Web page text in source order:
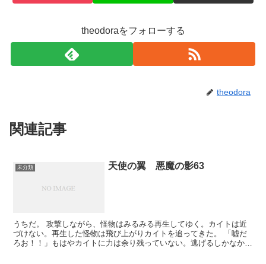
theodoraをフォローする
theodora
関連記事
未分類 天使の翼 悪魔の影63
うちだ。 攻撃しながら、怪物はみるみる再生してゆく。カイトは近
づけない。再生した怪物は飛び上がりカイトを追ってきた。 「嘘だ
ろお！！」もはやカイトに力は余り残っていない。逃げるしかなかっ